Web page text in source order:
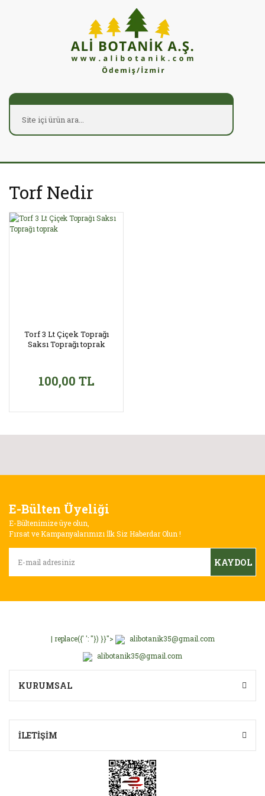
Torf Nedir
Torf 3 Lt Çiçek Toprağı
Saksı Toprağı toprak
100,00 TL
E-Bülten Üyeliği
E-Bültenimize üye olun,
Fırsat ve Kampanyalarımızı İlk Siz Haberdar Olun !
KAYDOL
| replace({' ': ''}) }}">
alibotanik35@gmail.com
alibotanik35@gmail.com
KURUMSAL
İLETİŞİM